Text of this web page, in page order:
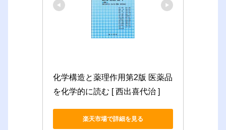
化学構造と薬理作用第2版 医薬品
を化学的に読む [ 西出喜代治 ]
楽天市場で詳細を見る